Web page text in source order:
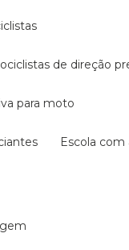
de direção
para moto
escola